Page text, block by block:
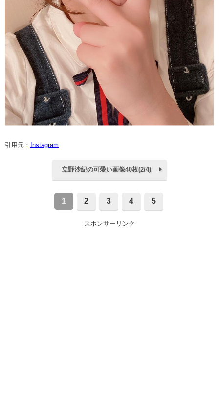
引用元： Instagram
立野沙紀の可愛い画像40枚(2/4)
1 2 3 4 5
スポンサーリンク